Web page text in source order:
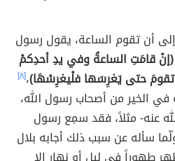
أن تقوم الساعة، يقول رسول
(إنْ قامَتِ الساعةُ وفي يدِ أحدِكمْ
حتى يَغرِسَها فلْيغرِسْهَا)،[٨]
الخير من أصحاب رسول الله،
عنه- مثلاً، فقد سمِع رسول
سأله عن سبب ذلك أجابه بلال